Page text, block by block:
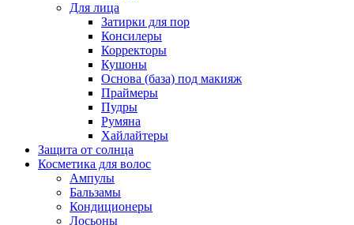
Для лица
Затирки для пор
Консилеры
Корректоры
Кушоны
Основа (база) под макияж
Праймеры
Пудры
Румяна
Хайлайтеры
Защита от солнца
Косметика для волос
Ампулы
Бальзамы
Кондиционеры
Лосьоны